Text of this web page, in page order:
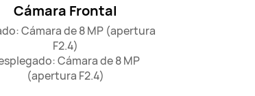
Cámara Frontal
Cámara de 8 MP (apertura
F2.4)
(apertura F2.4)